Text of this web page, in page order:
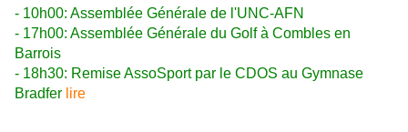
- 10h00: Assemblée Générale de l'UNC-AFN
- 17h00: Assemblée Générale du Golf à Combles en
Barrois
- 18h30: Remise AssoSport par le CDOS au Gymnase
Bradfer lire